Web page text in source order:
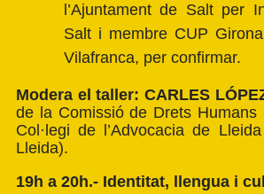
l’Ajuntament de Salt per
Salt i membre CUP
Vilafranca, per confirmar.
Modera el taller: CARLES
de la Comissió de Drets Humans
Col·legi de l’Advocacia de
Lleida).
19h a 20h.- Identitat, llengua i